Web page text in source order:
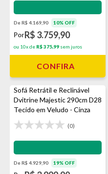
Impermeabilização - VEDA
De R$ 4.169,90 10% OFF
PorR$ 3.759,90
ou 10x de R$ 375,99 sem juros
CONFIRA
Sofá Retrátil e Reclinável
Dvitrine Majestic 290cm D28
Tecido em Veludo - Cinza
(0)
Impermeabilização - VEDA
De R$ 4.929,90 19% OFF